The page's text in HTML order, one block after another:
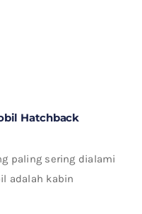
Hatchback
paling sering dialami
adalah kabin